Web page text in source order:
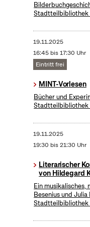
Stadtteilbibliothek
19.11.2025
16:45 bis 17:30 Uhr
Eintritt frei
MINT-Vorlesen
Bücher und
Stadtteilbibliothek
19.11.2025
19:30 bis 21:30 Uhr
Literarischer
von Hildegard
Ein musikalisches,
Besenius und
Stadtteilbibliothek